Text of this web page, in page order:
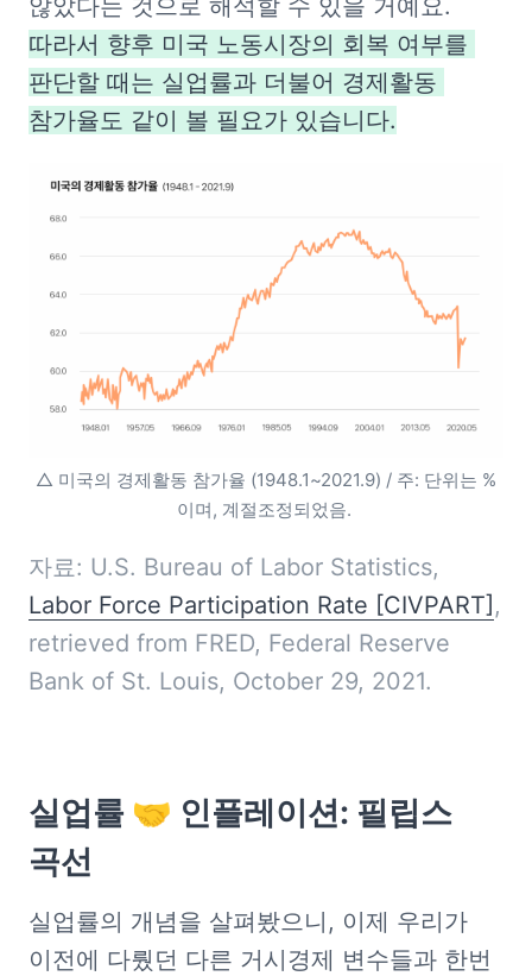
따라서 향후 미국 노동시장의 회복 여부를
판단할 때는 실업률과 더불어 경제활동
참가율도 같이 볼 필요가 있습니다.
△ 미국의 경제활동 참가율 (1948.1~2021.9) / 주: 단위는 %
이며, 계절조정되었음.
Labor Force Participation Rate [CIVPART] ,
retrieved from FRED, Federal Reserve
Bank of St. Louis, October 29, 2021.
실업률 🤝 인플레이션: 필립스
곡선
실업률의 개념을 살펴봤으니, 이제 우리가
이전에 다뤘던 다른 거시경제 변수들과 한번